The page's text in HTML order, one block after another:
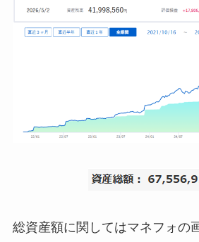
総資産額に関してはマネフォの